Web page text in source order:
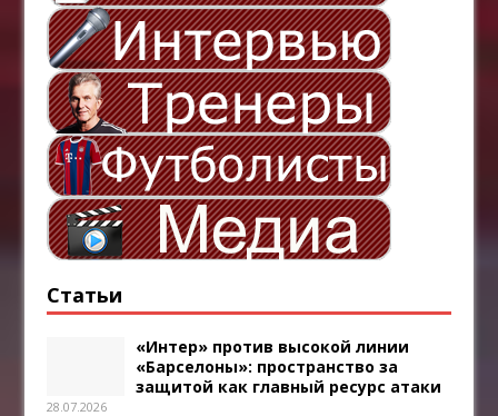
Статьи
«Интер» против высокой линии
«Барселоны»: пространство за
защитой как главный ресурс атаки
28.07.2026